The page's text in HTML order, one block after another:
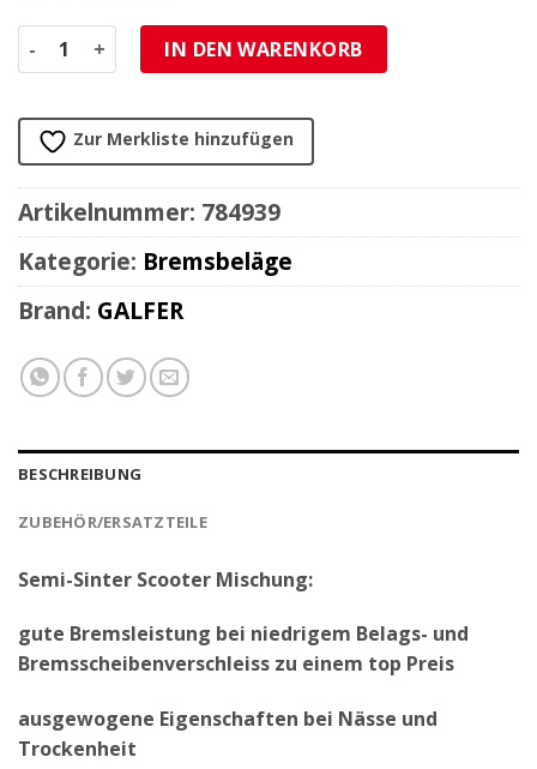
Bremsbeläge Galfer Sinter-Scooter Menge
IN DEN WARENKORB
Zur Merkliste hinzufügen
Artikelnummer: 784939
Kategorie: Bremsbeläge
Brand: GALFER
BESCHREIBUNG
ZUBEHÖR/ERSATZTEILE
Semi-Sinter Scooter Mischung:
gute Bremsleistung bei niedrigem Belags- und
Bremsscheibenverschleiss zu einem top Preis
ausgewogene Eigenschaften bei Nässe und
Trockenheit